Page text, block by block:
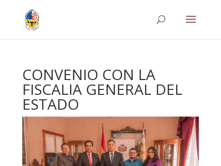
CONVENIO CON LA
FISCALIA GENERAL DEL
ESTADO